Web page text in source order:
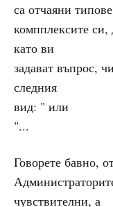
са отчаяни
компплексите си,
като ви
задават въпрос,
следния
вид: " или
"...
Говорете бавно,
чувствителни, а